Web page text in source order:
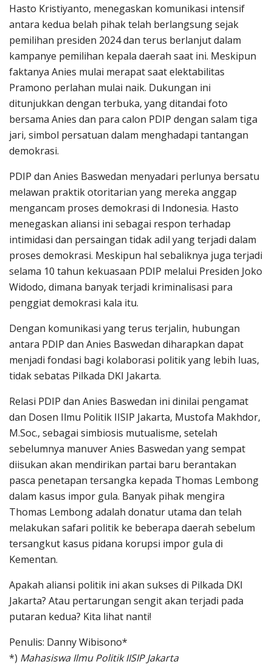
Hasto Kristiyanto, menegaskan komunikasi intensif
antara kedua belah pihak telah berlangsung sejak
pemilihan presiden 2024 dan terus berlanjut dalam
kampanye pemilihan kepala daerah saat ini. Meskipun
faktanya Anies mulai merapat saat elektabilitas
Pramono perlahan mulai naik. Dukungan ini
ditunjukkan dengan terbuka, yang ditandai foto
bersama Anies dan para calon PDIP dengan salam tiga
jari, simbol persatuan dalam menghadapi tantangan
demokrasi.
PDIP dan Anies Baswedan menyadari perlunya bersatu
melawan praktik otoritarian yang mereka anggap
mengancam proses demokrasi di Indonesia. Hasto
menegaskan aliansi ini sebagai respon terhadap
intimidasi dan persaingan tidak adil yang terjadi dalam
proses demokrasi. Meskipun hal sebaliknya juga terjadi
selama 10 tahun kekuasaan PDIP melalui Presiden Joko
Widodo, dimana banyak terjadi kriminalisasi para
penggiat demokrasi kala itu.
Dengan komunikasi yang terus terjalin, hubungan
antara PDIP dan Anies Baswedan diharapkan dapat
menjadi fondasi bagi kolaborasi politik yang lebih luas,
tidak sebatas Pilkada DKI Jakarta.
Relasi PDIP dan Anies Baswedan ini dinilai pengamat
dan Dosen Ilmu Politik IISIP Jakarta, Mustofa Makhdor,
M.Soc., sebagai simbiosis mutualisme, setelah
sebelumnya manuver Anies Baswedan yang sempat
diisukan akan mendirikan partai baru berantakan
pasca penetapan tersangka kepada Thomas Lembong
dalam kasus impor gula. Banyak pihak mengira
Thomas Lembong adalah donatur utama dan telah
melakukan safari politik ke beberapa daerah sebelum
tersangkut kasus pidana korupsi impor gula di
Kementan.
Apakah aliansi politik ini akan sukses di Pilkada DKI
Jakarta? Atau pertarungan sengit akan terjadi pada
putaran kedua? Kita lihat nanti!
Penulis: Danny Wibisono*
*) Mahasiswa Ilmu Politik IISIP Jakarta